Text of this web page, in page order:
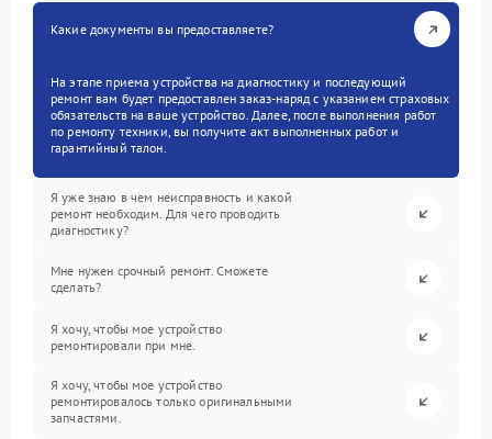
Какие документы вы предоставляете?
На этапе приема устройства на диагностику и последующий
ремонт вам будет предоставлен заказ-наряд с указанием страховых
обязательств на ваше устройство. Далее, после выполнения работ
по ремонту техники, вы получите акт выполненных работ и
гарантийный талон.
Я уже знаю в чем неисправность и какой
ремонт необходим. Для чего проводить
диагностику?
Мне нужен срочный ремонт. Сможете
сделать?
Я хочу, чтобы мое устройство
ремонтировали при мне.
Я хочу, чтобы мое устройство
ремонтировалось только оригинальными
запчастями.